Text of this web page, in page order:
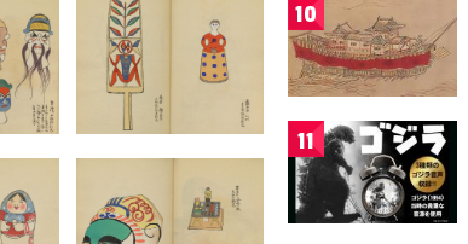
10
11